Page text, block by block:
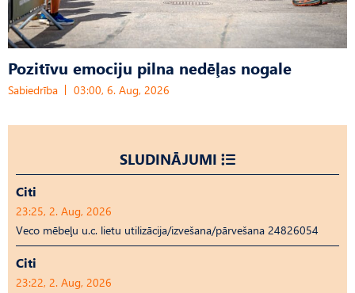
Pozitīvu emociju pilna nedēļas nogale
Sabiedrība 03:00, 6. Aug, 2026
SLUDINĀJUMI
Citi
23:25, 2. Aug, 2026
Veco mēbeļu u.c. lietu utilizācija/izvešana/pārvešana 24826054
Citi
23:22, 2. Aug, 2026